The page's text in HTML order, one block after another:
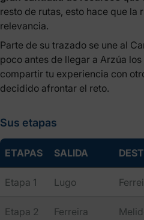
resto de rutas, esto hace que la
relevancia.
Parte de su trazado se une al
poco antes de llegar a Arzúa
compartir tu experiencia con
decidido afrontar el reto.
Sus etapas
ETAPAS SALIDA
Etapa 1 Lugo
Etapa 2 Ferreira